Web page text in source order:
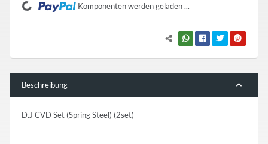
Loading... Komponenten werden geladen ...
Beschreibung
D.J CVD Set (Spring Steel) (2set)